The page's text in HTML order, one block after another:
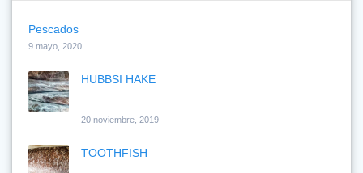
Pescados
9 mayo, 2020
HUBBSI HAKE
20 noviembre, 2019
TOOTHFISH